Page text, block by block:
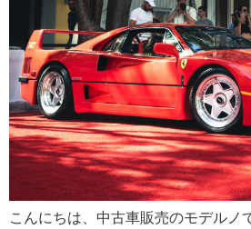
こんにちは、中古車販売のモデルノ